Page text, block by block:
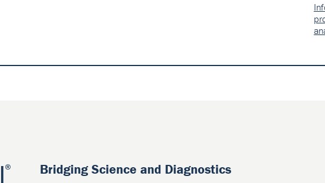
Bridging Science and Diagnostics